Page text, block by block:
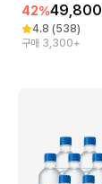
42%49,800
4.8 (538)
구매 3,300+